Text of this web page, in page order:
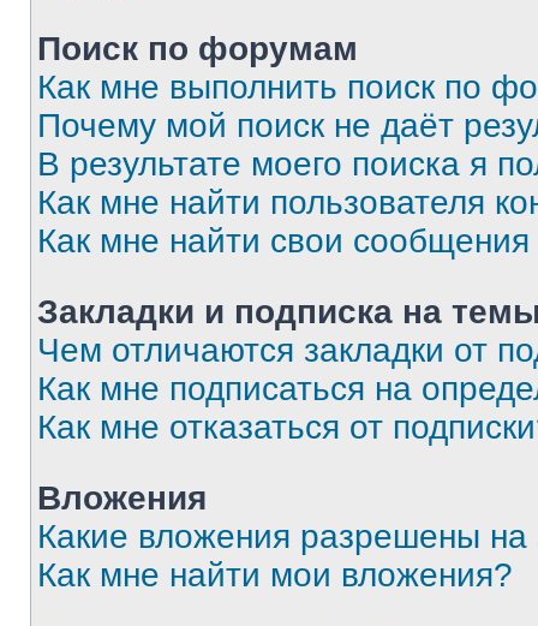
Поиск по форумам
Как мне выполнить поиск по
Почему мой поиск не даёт
В результате моего поиска я
Как мне найти пользователя
Как мне найти свои
Закладки и подписка на
Чем отличаются закладки от
Как мне подписаться на
Как мне отказаться от
Вложения
Какие вложения разрешены
Как мне найти мои вложения?